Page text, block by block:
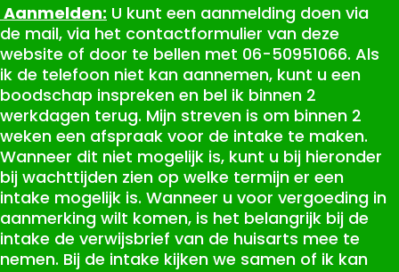
Aanmelden: U kunt een aanmelding doen via
de mail, via het contactformulier van deze
website of door te bellen met 06-50951066. Als
ik de telefoon niet kan aannemen, kunt u een
boodschap inspreken en bel ik binnen 2
werkdagen terug. Mijn streven is om binnen 2
weken een afspraak voor de intake te maken.
Wanneer dit niet mogelijk is, kunt u bij hieronder
bij wachttijden zien op welke termijn er een
intake mogelijk is. Wanneer u voor vergoeding in
aanmerking wilt komen, is het belangrijk bij de
intake de verwijsbrief van de huisarts mee te
nemen. Bij de intake kijken we samen of ik kan